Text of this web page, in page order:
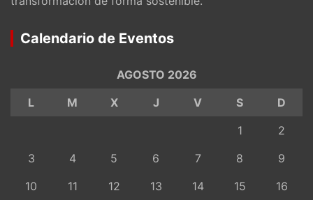
Calendario de Eventos
AGOSTO 2026
L
M X J V S
D
1
2
3
4 5 6 7 8
9
10
11 12 13 14 15
16